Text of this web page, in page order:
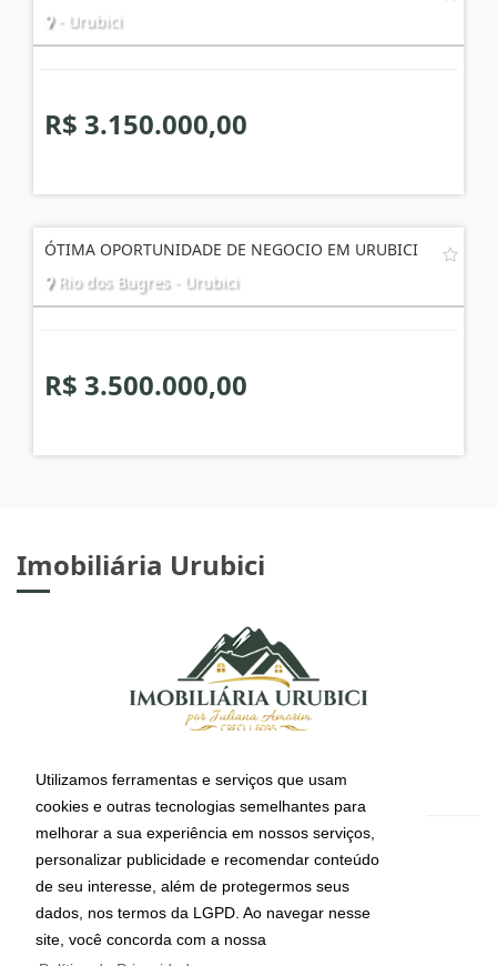
Utilizamos ferramentas e serviços que usam
cookies e outras tecnologias semelhantes para
melhorar a sua experiência em nossos serviços,
personalizar publicidade e recomendar conteúdo
de seu interesse, além de protegermos seus
dados, nos termos da LGPD. Ao navegar nesse
site, você concorda com a nossa
- Urubici
R$ 3.150.000,00
ÓTIMA OPORTUNIDADE DE NEGOCIO EM URUBICI
Rio dos Bugres - Urubici
R$ 3.500.000,00
Imobiliária Urubici
CRECI: J-6095
Informações de Contato
(49) 99112-4491